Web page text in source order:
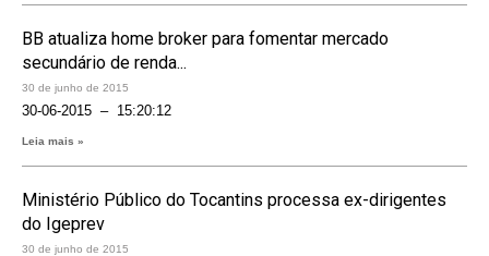
BB atualiza home broker para fomentar mercado
secundário de renda...
30 de junho de 2015
30-06-2015 – 15:20:12
Leia mais »
Ministério Público do Tocantins processa ex-dirigentes
do Igeprev
30 de junho de 2015